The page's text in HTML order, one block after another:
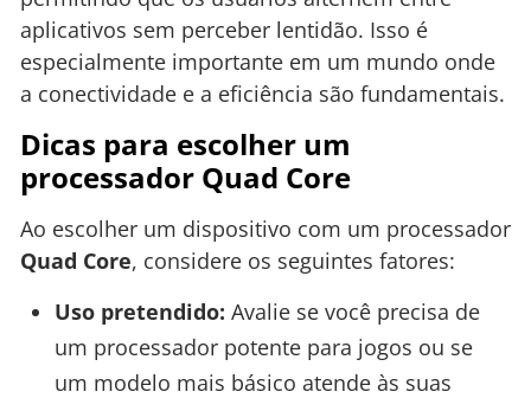
aplicativos sem perceber lentidão. Isso é
especialmente importante em um mundo onde
a conectividade e a eficiência são fundamentais.
Dicas para escolher um
processador Quad Core
Ao escolher um dispositivo com um processador
Quad Core, considere os seguintes fatores:
Uso pretendido: Avalie se você precisa de
um processador potente para jogos ou se
um modelo mais básico atende às suas